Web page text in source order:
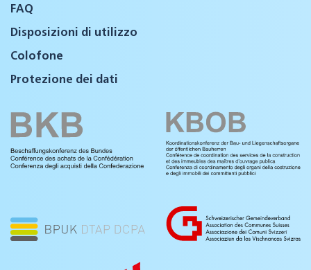
FAQ
Disposizioni di utilizzo
Colofone
Protezione dei dati